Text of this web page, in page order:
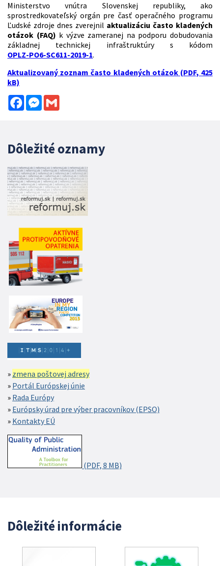
Ministerstvo vnútra Slovenskej republiky, ako
sprostredkovateľský orgán pre časť operačného programu
Ľudské zdroje dnes zverejnil aktualizáciu často kladených
otázok (FAQ) k výzve zameranej na podporu dobudovania
základnej technickej infraštruktúry s kódom
OPLZ-PO6-SC611-2019-1.
Aktualizovaný zoznam často kladených otázok (PDF, 425
kB)
FacebookMessenger
Dôležité oznamy
zmena poštovej adresy
Portál Európskej únie
Rada Európy
Európsky úrad pre výber pracovníkov (EPSO)
Kontakty EÚ
(PDF, 8 MB)
Dôležité informácie